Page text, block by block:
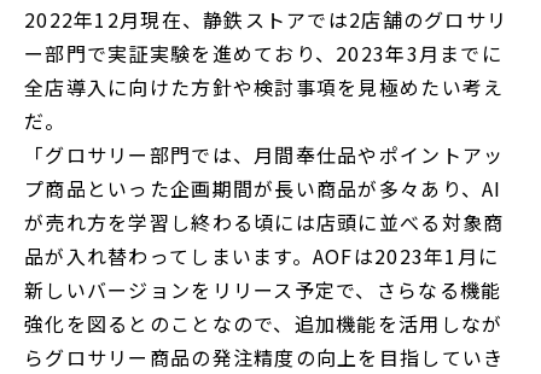
2022年12月現在、静鉄ストアでは2店舗のグロサリ
ー部門で実証実験を進めており、2023年3月までに
全店導入に向けた方針や検討事項を見極めたい考え
だ。
「グロサリー部門では、月間奉仕品やポイントアッ
プ商品といった企画期間が長い商品が多々あり、AI
が売れ方を学習し終わる頃には店頭に並べる対象商
品が入れ替わってしまいます。AOFは2023年1月に
新しいバージョンをリリース予定で、さらなる機能
強化を図るとのことなので、追加機能を活用しなが
らグロサリー商品の発注精度の向上を目指していき